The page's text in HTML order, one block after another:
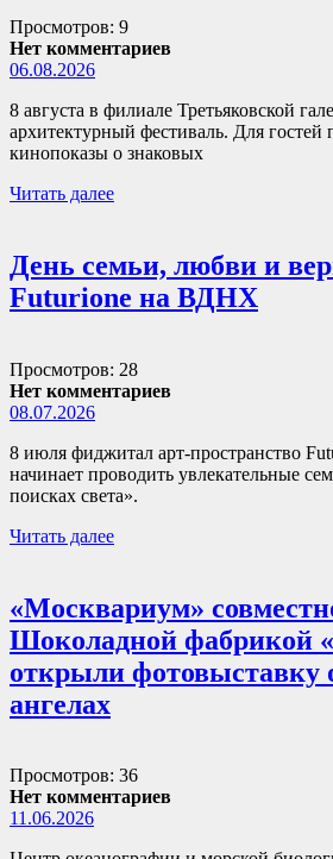
Просмотров: 9
Нет комментариев
06.08.2026
8 августа в филиале Третьяковской
архитектурный фестиваль. Для гостей
кинопоказы о знаковых
Читать далее
День семьи, любви и
Futurione на ВДНХ
Просмотров: 28
Нет комментариев
08.07.2026
8 июля фиджитал арт-пространство
начинает проводить увлекательные
поисках света».
Читать далее
«Москвариум»
Шоколадной фабрикой
открыли фотовыставку
ангелах
Просмотров: 36
Нет комментариев
11.06.2026